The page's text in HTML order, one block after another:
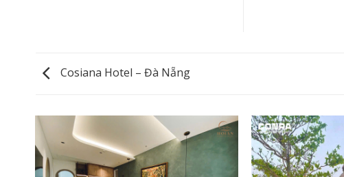
Cosiana Hotel – Đà Nẵng